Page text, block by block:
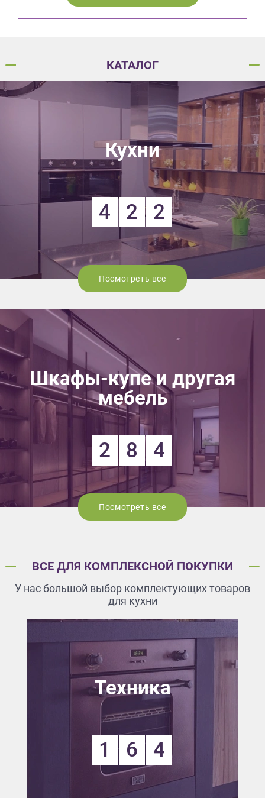
КАТАЛОГ
Кухни
4 2 2
Посмотреть все
Шкафы-купе и другая
мебель
2 8 4
Посмотреть все
ВСЕ ДЛЯ КОМПЛЕКСНОЙ ПОКУПКИ
У нас большой выбор комплектующих товаров
для кухни
Техника
1 6 4